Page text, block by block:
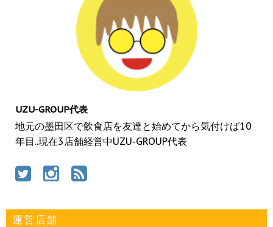
UZU-GROUP代表
地元の墨田区で飲食店を友達と始めてから気付けば10
年目..現在3店舗経営中UZU-GROUP代表
運営店舗